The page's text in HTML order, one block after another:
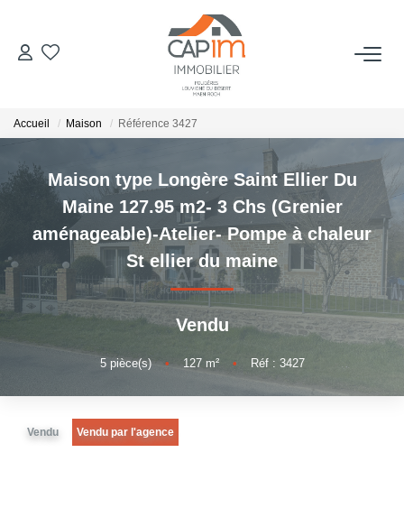
VENTES
NOTRE AGENCE
Qui Sommes Nous
Notre Équipe
Nous Rejoindre
Nos Actualités
CONTACT
Accueil Maison Référence 3427
Maison type Longère Saint Ellier Du
Maine 127.95 m2- 3 Chs (Grenier
aménageable)-Atelier- Pompe à chaleur
St ellier du maine
Vendu
5pièce(s) • 127m² • Réf : 3427
Vendu Vendu par l'agence